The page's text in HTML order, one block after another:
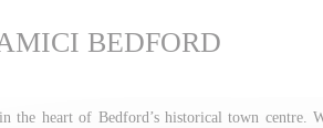
BEDFORD
the heart of Bedford’s historical town centre.